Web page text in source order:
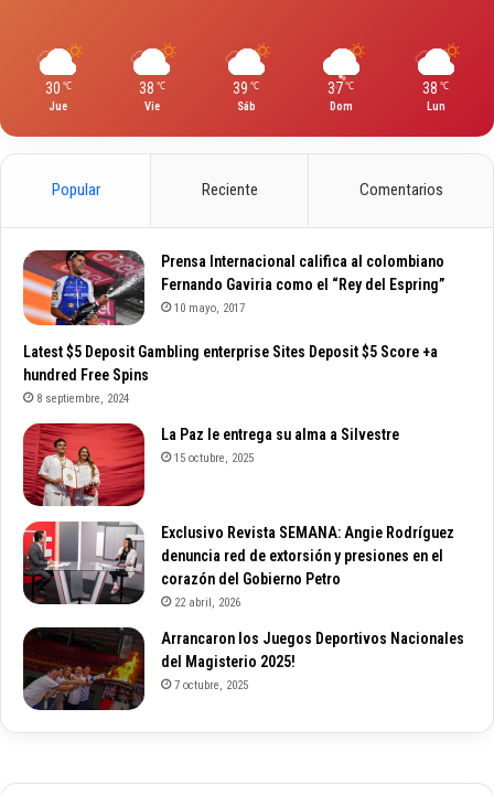
30 ℃
Jue
38 ℃
Vie
39 ℃
Sáb
37 ℃
Dom
38 ℃
Lun
Popular Reciente Comentarios
Prensa Internacional califica al colombiano
Fernando Gaviria como el “Rey del Espring”
10 mayo, 2017
Latest $5 Deposit Gambling enterprise Sites Deposit $5 Score +a
hundred Free Spins
8 septiembre, 2024
La Paz le entrega su alma a Silvestre
15 octubre, 2025
Exclusivo Revista SEMANA: Angie Rodríguez
denuncia red de extorsión y presiones en el
corazón del Gobierno Petro
22 abril, 2026
Arrancaron los Juegos Deportivos Nacionales
del Magisterio 2025!
7 octubre, 2025